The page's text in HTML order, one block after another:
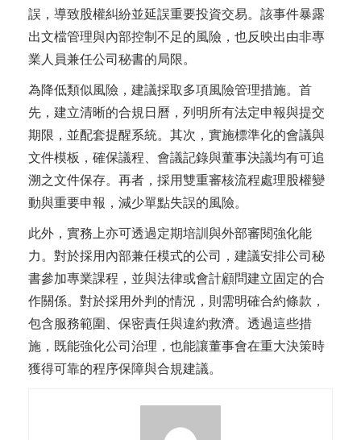
誤，導致股權糾紛並延誤重要投資交易。該事件暴露
出文檔管理與內部控制不足的風險，也反映出由非專
業人員兼任公司秘書的局限。
為降低類似風險，建議採取多項風險管理措施。首
先，建立清晰的合規日曆，列明所有法定申報與提交
期限，並配套提醒系統。其次，實施標準化的會議與
文件模板，確保議程、會議記錄與董事決議均有可追
溯之文件保存。再者，採用雙重審核流程處理股權變
動與重要申報，減少單點失誤的風險。
此外，實務上亦可透過定期培訓與外部審閱強化能
力。對於採用內部兼任模式的公司，建議安排公司秘
書參加專業課程，並與法律或會計顧問建立固定的合
作關係。對於採用外判的情況，則需明確合約條款，
包含服務範圍、保密責任與違約救濟。透過這些措
施，既能強化公司治理，也能讓董事會在重大決策時
獲得可靠的程序保障與合規建議。